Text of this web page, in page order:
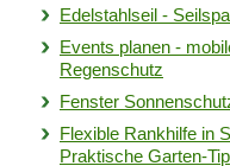
Edelstahlseil -
Events planen -
Regenschutz
Fenster
Flexible Rankhilfe in
Praktische Garten-